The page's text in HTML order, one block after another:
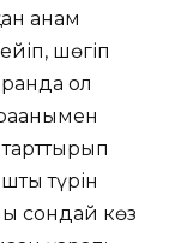
анам
шөгіп
ол
түрін
сондай көз